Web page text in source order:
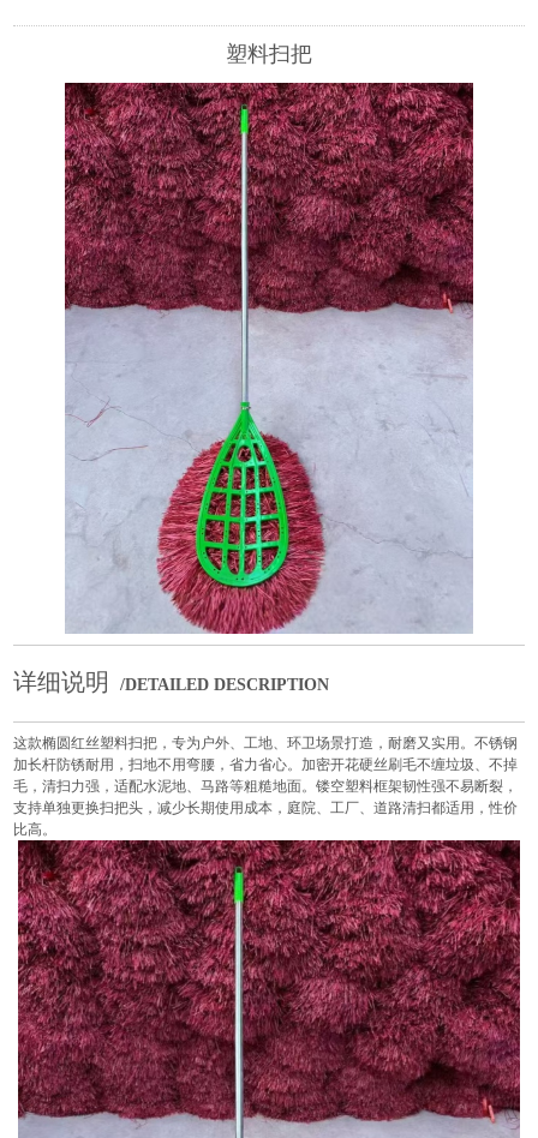
塑料扫把
详细说明 /DETAILED DESCRIPTION
这款椭圆红丝塑料扫把，专为户外、工地、环卫场景打造，耐磨又实用。不锈钢
加长杆防锈耐用，扫地不用弯腰，省力省心。加密开花硬丝刷毛不缠垃圾、不掉
毛，清扫力强，适配水泥地、马路等粗糙地面。镂空塑料框架韧性强不易断裂，
支持单独更换扫把头，减少长期使用成本，庭院、工厂、道路清扫都适用，性价
比高。